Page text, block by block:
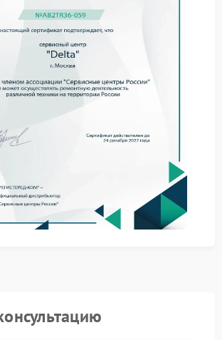
определить характер поломки и
внутренних деталей.
сделать до ремонта
допустимы простые
для зерна и поддон;
по инструкции;
машина стоит ровно и устойчиво.
действий звук не меняется, лучше
интенсивную эксплуатацию. Мастера
причину шума, устраняют
и приводят работу техники к
гул или дребезжание. В такой
выполняется с учетом конструкции